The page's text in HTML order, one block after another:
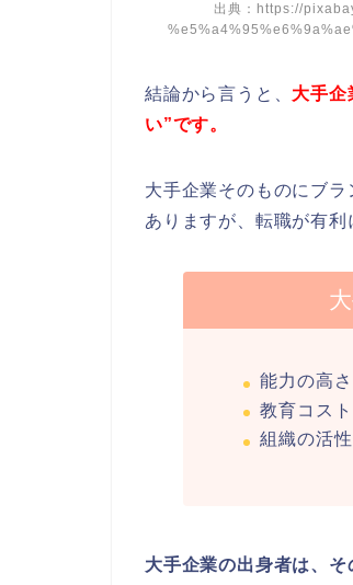
出典：https://
結論から言うと、 大手企
い”です。
大手企業そのものにブラ
ありますが、転職が有利
能力の高
教育コス
組織の活
大手企業の出身者は、